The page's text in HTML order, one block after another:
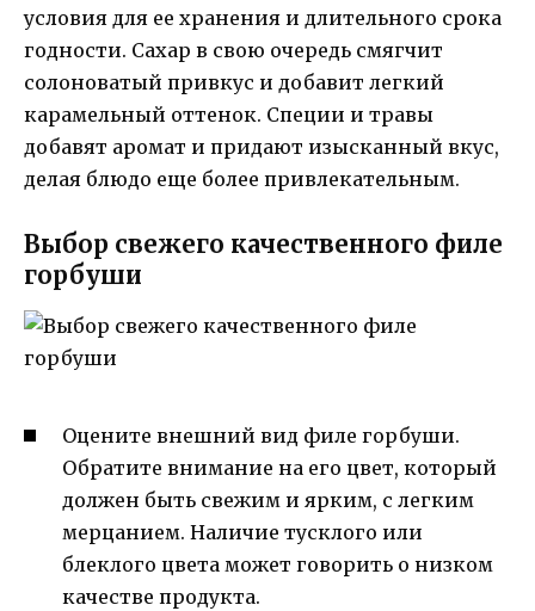
условия для ее хранения и длительного срока
годности. Сахар в свою очередь смягчит
солоноватый привкус и добавит легкий
карамельный оттенок. Специи и травы
добавят аромат и придают изысканный вкус,
делая блюдо еще более привлекательным.
Выбор свежего качественного филе
горбуши
Оцените внешний вид филе горбуши.
Обратите внимание на его цвет, который
должен быть свежим и ярким, с легким
мерцанием. Наличие тусклого или
блеклого цвета может говорить о низком
качестве продукта.